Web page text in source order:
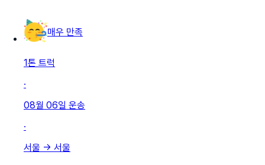
매우 만족
1톤 트럭
·
08월 06일 운송
·
서울 → 서울